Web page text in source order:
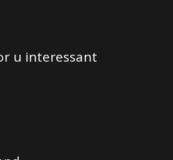
u interessant